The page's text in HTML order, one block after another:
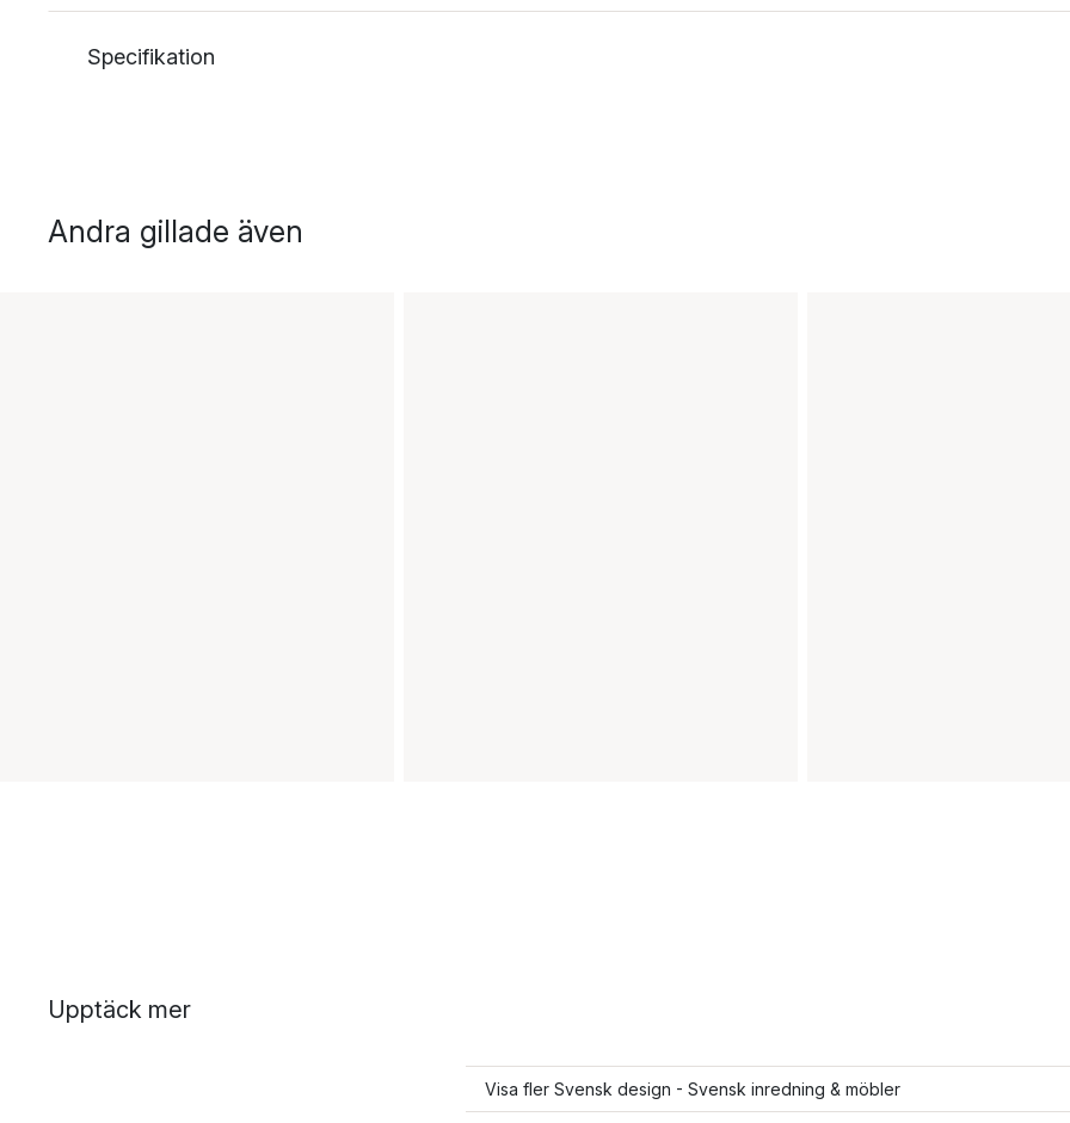
Specifikation
Andra gillade även
Upptäck mer
Visa fler Svensk design - Svensk inredning & möbler